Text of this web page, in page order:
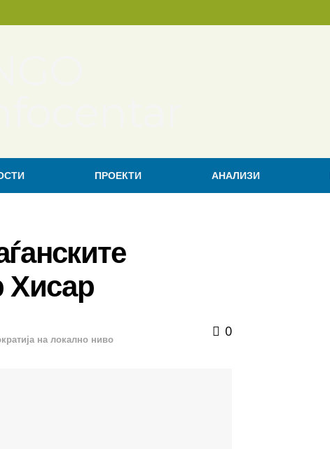
ПРОЕКТИ АНАЛИЗИ
Хисар
на локално ниво
0